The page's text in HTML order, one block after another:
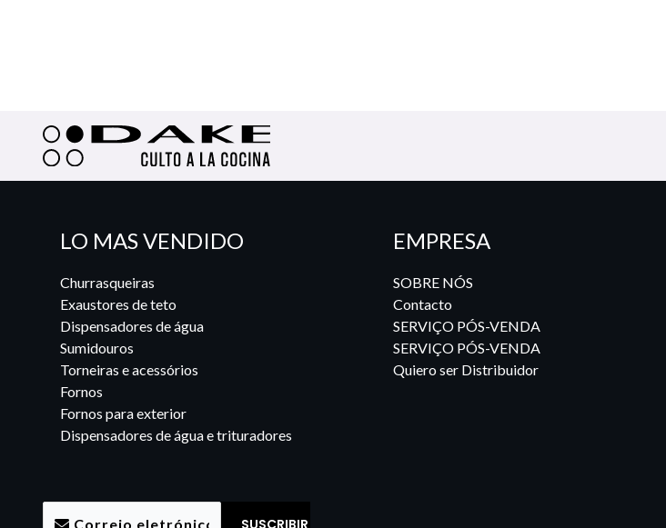
LO MAS VENDIDO
Churrasqueiras
Exaustores de teto
Dispensadores de água
Sumidouros
Torneiras e acessórios
Fornos
Fornos para exterior
Dispensadores de água e trituradores
EMPRESA
SOBRE NÓS
Contacto
SERVIÇO PÓS-VENDA
SERVIÇO PÓS-VENDA
Quiero ser Distribuidor